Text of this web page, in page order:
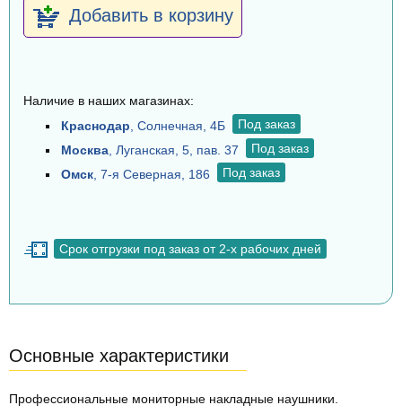
Добавить в корзину
Наличие в наших магазинах:
Краснодар , Солнечная, 4Б
Под заказ
Москва , Луганская, 5, пав. 37
Под заказ
Омск , 7-я Северная, 186 Под заказ
Срок отгрузки под заказ от 2-х рабочих дней
Основные характеристики
Профессиональные мониторные накладные наушники.